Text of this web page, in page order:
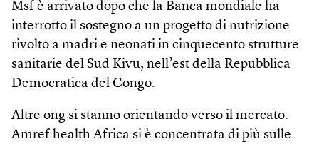
Msf è arrivato dopo che la Banca mondiale ha
interrotto il sostegno a un progetto di nutrizione
rivolto a madri e neonati in cinquecento strutture
sanitarie del Sud Kivu, nell’est della Repubblica
Democratica del Congo.
Altre ong si stanno orientando verso il mercato.
Amref health Africa si è concentrata di più sulle